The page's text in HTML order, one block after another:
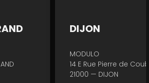
DIJON
14 E Rue Pierre de Coubertin